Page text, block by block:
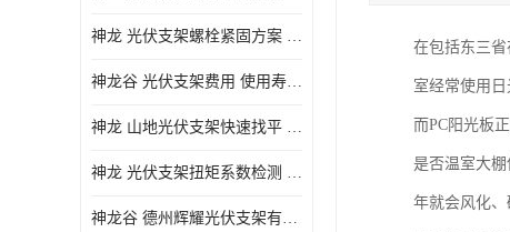
神龙 光伏支架螺栓紧固方案 土地利用率高
神龙谷 光伏支架费用 使用寿命长
神龙 山地光伏支架快速找平 抗风耐压
神龙 光伏支架扭矩系数检测 适应性强
神龙谷 德州辉耀光伏支架有限公司 材质多样
在包括东三
室经常使用
而PC阳光板
是否温室大
年就会风化、